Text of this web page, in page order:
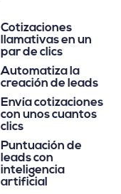
Cotizaciones
llamativas en un
par de clics
Automatiza la
creación de leads
Envía cotizaciones
con unos cuantos
clics
Puntuación de
leads con
inteligencia
artificial